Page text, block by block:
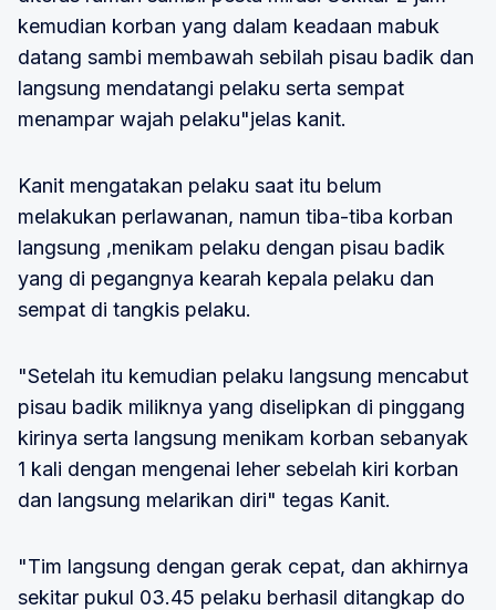
kemudian korban yang dalam keadaan mabuk
datang sambi membawah sebilah pisau badik dan
langsung mendatangi pelaku serta sempat
menampar wajah pelaku"jelas kanit.
Kanit mengatakan pelaku saat itu belum
melakukan perlawanan, namun tiba-tiba korban
langsung ,menikam pelaku dengan pisau badik
yang di pegangnya kearah kepala pelaku dan
sempat di tangkis pelaku.
"Setelah itu kemudian pelaku langsung mencabut
pisau badik miliknya yang diselipkan di pinggang
kirinya serta langsung menikam korban sebanyak
1 kali dengan mengenai leher sebelah kiri korban
dan langsung melarikan diri" tegas Kanit.
"Tim langsung dengan gerak cepat, dan akhirnya
sekitar pukul 03.45 pelaku berhasil ditangkap do